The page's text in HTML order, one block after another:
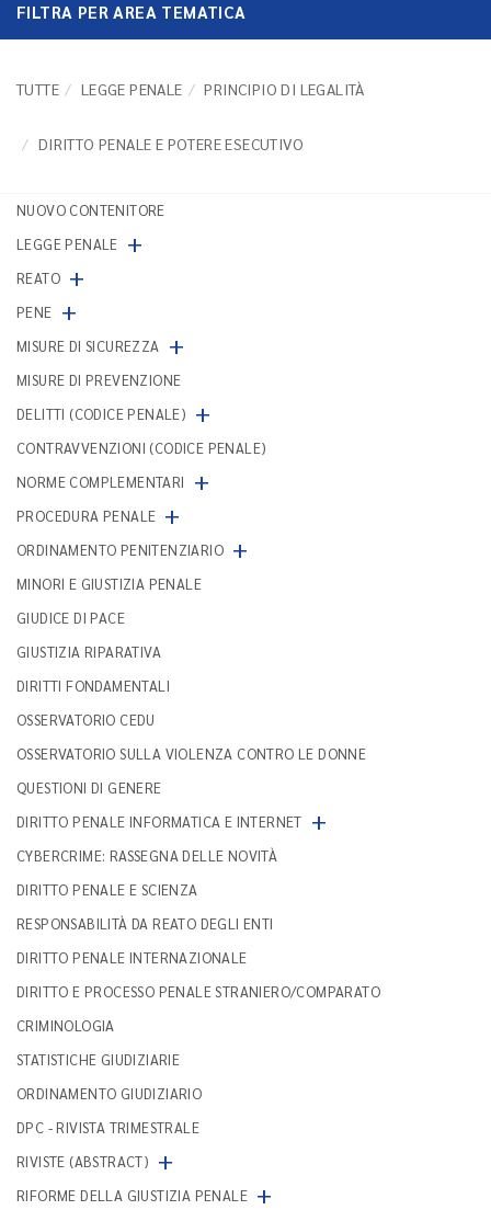
FILTRA PER AREA TEMATICA
TUTTE LEGGE PENALE PRINCIPIO DI LEGALITÀ
DIRITTO PENALE E POTERE ESECUTIVO
NUOVO CONTENITORE
LEGGE PENALE +
REATO +
PENE +
MISURE DI SICUREZZA +
MISURE DI PREVENZIONE
DELITTI (CODICE PENALE) +
CONTRAVVENZIONI (CODICE PENALE)
NORME COMPLEMENTARI
+
PROCEDURA PENALE +
ORDINAMENTO PENITENZIARIO +
MINORI E GIUSTIZIA PENALE
GIUDICE DI PACE
GIUSTIZIA RIPARATIVA
DIRITTI FONDAMENTALI
OSSERVATORIO CEDU
OSSERVATORIO SULLA VIOLENZA CONTRO LE DONNE
QUESTIONI DI GENERE
DIRITTO PENALE INFORMATICA E INTERNET +
CYBERCRIME: RASSEGNA DELLE NOVITÀ
DIRITTO PENALE E SCIENZA
RESPONSABILITÀ DA REATO DEGLI ENTI
DIRITTO PENALE INTERNAZIONALE
DIRITTO E PROCESSO PENALE STRANIERO/COMPARATO
CRIMINOLOGIA
STATISTICHE GIUDIZIARIE
ORDINAMENTO GIUDIZIARIO
DPC - RIVISTA TRIMESTRALE
RIVISTE (ABSTRACT) +
RIFORME DELLA GIUSTIZIA PENALE +